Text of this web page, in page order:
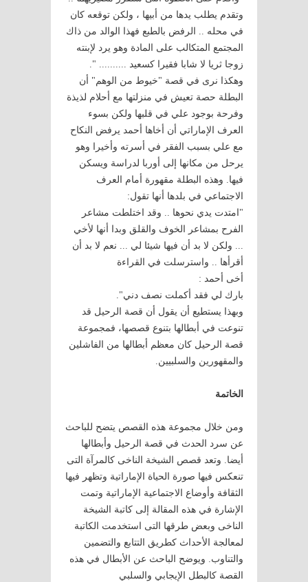
وتقدم يطلب يدها من أبيها ، ولكن توقعه كان
في محله .. الرفض بالطبع فهذا الوالد من ذاك
المجتمع المتكالب على المادة وهو يرد لإبنته
زوجا ثريا لا شابا فقيرا كسعيد .......... ".
وهكذا نرى في قصة "خيوط من الوهم" أن
البطلة حصة تعيش في منزلتها مع أحلام لذيذة
وفرحة بوجود علي في قلبها ولكن بسوء
العرف الإماراتي أن أخاها أحمد يرفض النكاح
مع علي بسبب الفقر في أسرته وأخيرا وهو
يرحل من مكانها إلى أوربا لدراسة ويسكن
فيها. وهذه البطلة مقهورة أمام العرف
الاجتماعي في بلدها أنها تقول:
"امتدت يدي نحوها .. وقد اختلطت مشاعر
الفرح بمشاعر الخوف والقلق وبدا أنها لأخي
... ولكن لا بد أن فيها شيئا لي ... نعم لا بد أن
أقرأها .. واسترسلت في القراءة
أخى أحمد :
بارك لي فقد أكملت نصف دني".
وبهذا يستطيع أن يقول أن قصة الرحيل قد
تنوعت في أبطالها بتنوع قصصها، فمجموعة
قصة الرحيل كان معظم أبطالها من الفاشلين
والمقهورين والسلبيين.
الخاتمة
ومن خلال مجموعة هذه القصص يتضح للباحث
عن سرد الحدث في قصة الرحيل وأبطالها
أيضا. وتعد قصص الشيخة الناخى كالمرآة التى
تنعكس فيها صورة الحياة الإماراتية وتظهر فيها
الثقافة وأوضاع الاجتماعية الإماراتية وتمت
الإشارة في هذه المقالة إلى كاتبة الشيخة
الناخى وبعض طرقها التى استخدمت الكاتبة
لمعالجة الأحداث كطريق التتابع والتضمين
والتناوب. ويوضح الباحث عن الأبطال في هذه
القصة كالبطل الإيجابي والسلبي